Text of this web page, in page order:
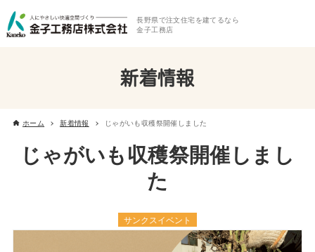
長野県で注文住宅を建てるなら
金子工務店
新着情報
ホーム 新着情報 じゃがいも収穫祭開催しました
じゃがいも収穫祭開催しまし
た
サンクスイベント